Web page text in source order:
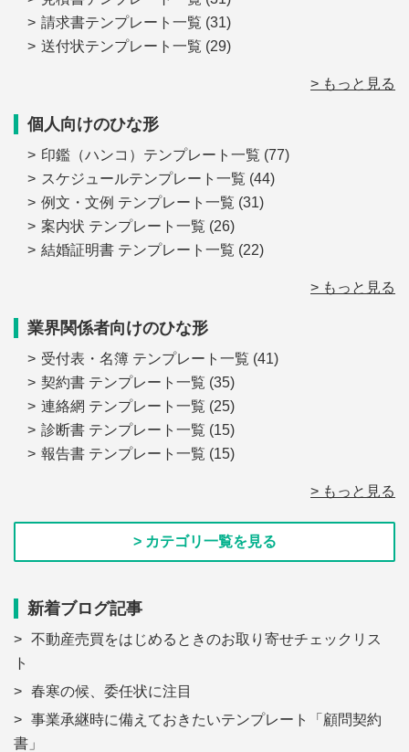
請求書テンプレート一覧 (31)
送付状テンプレート一覧 (29)
> もっと見る
個人向けのひな形
印鑑（ハンコ）テンプレート一覧 (77)
スケジュールテンプレート一覧 (44)
例文・文例 テンプレート一覧 (31)
案内状 テンプレート一覧 (26)
結婚証明書 テンプレート一覧 (22)
> もっと見る
業界関係者向けのひな形
受付表・名簿 テンプレート一覧 (41)
契約書 テンプレート一覧 (35)
連絡網 テンプレート一覧 (25)
診断書 テンプレート一覧 (15)
報告書 テンプレート一覧 (15)
> もっと見る
> カテゴリ一覧を見る
新着ブログ記事
不動産売買をはじめるときのお取り寄せチェックリス
ト
春寒の候、委任状に注目
事業承継時に備えておきたいテンプレート「顧問契約
書」